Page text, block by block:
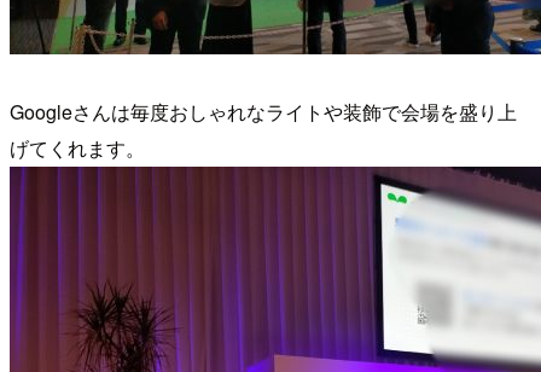
Googleさんは毎度おしゃれなライトや装飾で会場を盛り上
げてくれます。